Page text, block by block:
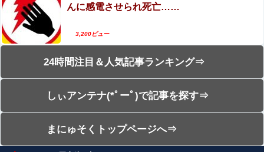
んに感電させられ死亡……
3,200ビュー
24時間注目＆人気記事ランキング⇒
しぃアンテナ(*ﾟーﾟ)で記事を探す⇒
まにゅそくトップページへ⇒